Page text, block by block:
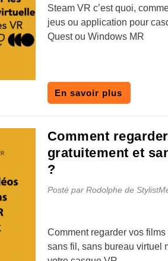
Steam VR c’est quoi,
jeus ou application pour
Quest ou Windows MR
En savoir plus
Comment
gratuitement et
?
Posté par Rodolphe de
Comment regarder vos
sans fil, sans bureau virtuel